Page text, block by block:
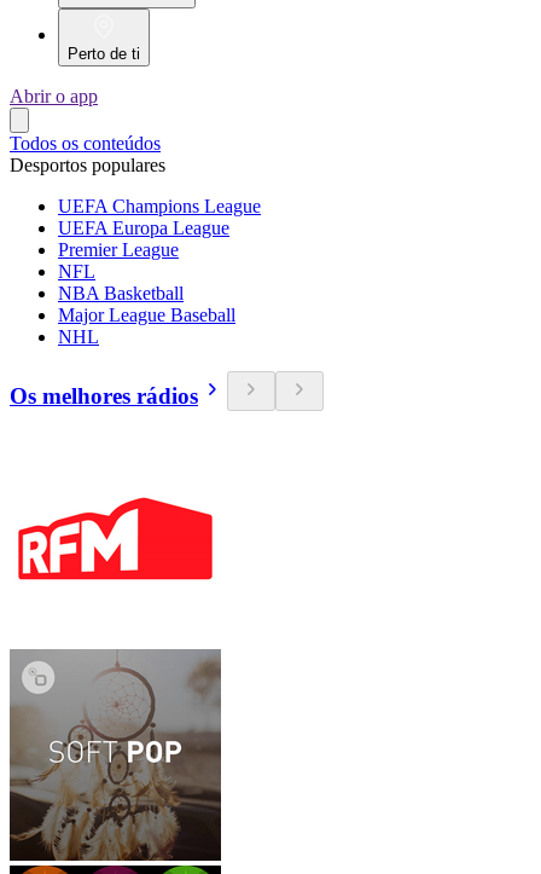
Perto de ti
Abrir o app
Todos os conteúdos
Desportos populares
UEFA Champions League
UEFA Europa League
Premier League
NFL
NBA Basketball
Major League Baseball
NHL
Os melhores rádios